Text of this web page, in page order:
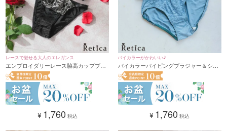
レースで魅せる大人のエレガンス
エンブロイダリーレース脇高カップブラ
ジャー＆ショーツセット(ブラック)(A～
F/65～80)
¥ 1,760 税込
バイカラーがかわいい♪
バイカラーパイピングブラジャー＆ショ
ーツ2点セット(ダスティブルー)
(A~F,65~80)
¥ 1,760 税込